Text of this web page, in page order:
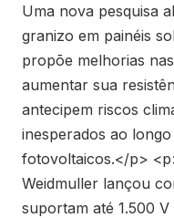
Uma nova pesquisa
granizo em painéis
propõe melhorias
aumentar sua
antecipem riscos
inesperados ao
fotovoltaicos.</p>
Weidmuller lançou
suportam até 1.500